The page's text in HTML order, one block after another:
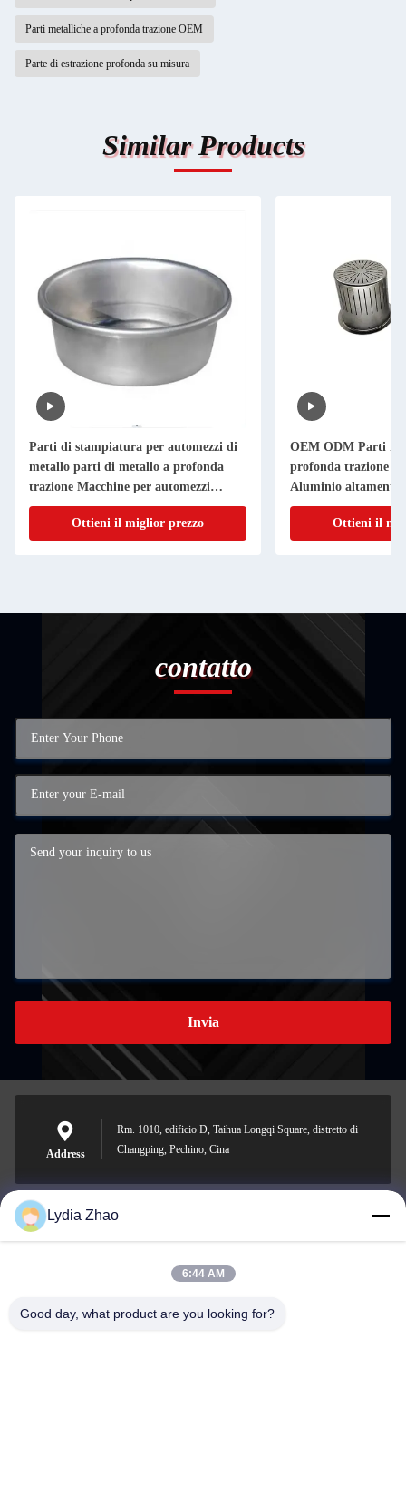
Parti metalliche a profonda trazione OEM
Parte di estrazione profonda su misura
Similar Products
Parti di stampiatura per automezzi di
metallo parti di metallo a profonda
trazione Macchine per automezzi
accessori
Ottieni il miglior prezzo
OEM ODM Parti
profonda trazione
Aluminio altamente
Ottieni il
contatto
Invia
Address
Rm. 1010, edificio D, Taihua Longqi Square, distretto di
Changping, Pechino, Cina
jesingd@vip.sina.com
Lydia Zhao
6:44 AM
Good day, what product are you looking for?